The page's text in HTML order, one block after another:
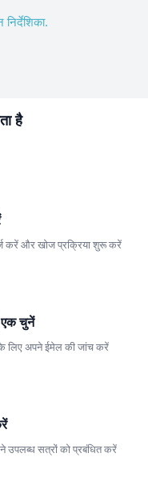
निर्देशिका.
है
करें और खोज प्रक्रिया शुरू करें
चुनें
लिए अपने ईमेल की जांच करें
उपलब्ध सत्रों को प्रबंधित करें